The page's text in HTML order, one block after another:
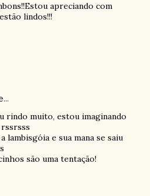
apreciando com
lindos!!!
rindo muito, estou imaginando
lambisgóia e sua mana se saiu
são uma tentação!